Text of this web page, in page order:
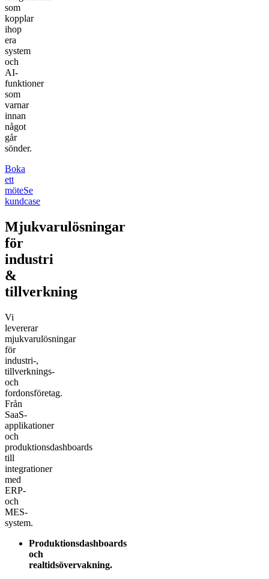
som
kopplar
ihop
era
system
och
AI-
funktioner
som
varnar
innan
något
går
sönder.
Boka
ett
möteSe
kundcase
Mjukvarulösningar
för
industri
&
tillverkning
Vi
levererar
mjukvarulösningar
för
industri-,
tillverknings-
och
fordonsföretag.
Från
SaaS-
applikationer
och
produktionsdashboards
till
integrationer
med
ERP-
och
MES-
system.
Produktionsdashboards
och
realtidsövervakning.